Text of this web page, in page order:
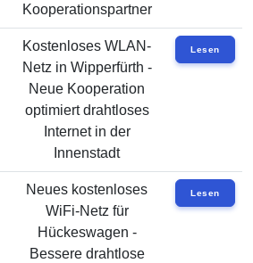
Kooperationspartner
Kostenloses WLAN-
Netz in Wipperfürth -
Neue Kooperation
optimiert drahtloses
Internet in der
Innenstadt
Lesen
Neues kostenloses
WiFi-Netz für
Hückeswagen -
Bessere drahtlose
Lesen